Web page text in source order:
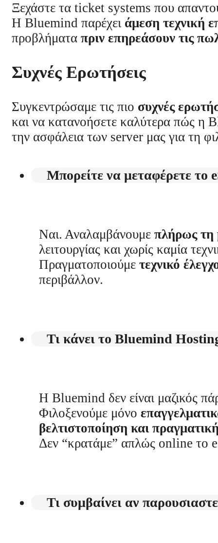
Ξεχάστε τα ticket systems που
Η Bluemind παρέχει άμεση τεχνική
προβλήματα πριν επηρεάσουν τις
Συχνές Ερωτήσεις
Συγκεντρώσαμε τις πιο συχνές
και να κατανοήσετε καλύτερα πώς η
την ασφάλεια των server μας για τη
Μπορείτε να μεταφέρετε το
Ναι. Αναλαμβάνουμε πλήρως τη
λειτουργίας και χωρίς καμία
Πραγματοποιούμε τεχνικό
περιβάλλον.
Τι κάνει το Bluemind
Η Bluemind δεν είναι μαζικός
Φιλοξενούμε μόνο
βελτιστοποίηση και
Δεν “κρατάμε” απλώς online
Τι συμβαίνει αν